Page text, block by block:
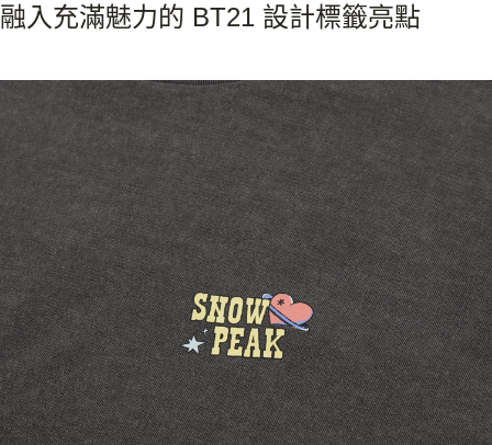
融入充滿魅力的 BT21 設計標籤亮點